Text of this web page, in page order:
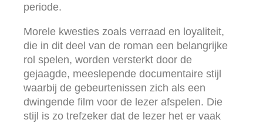
periode.
Morele kwesties zoals verraad en loyaliteit,
die in dit deel van de roman een belangrijke
rol spelen, worden versterkt door de
gejaagde, meeslepende documentaire stijl
waarbij de gebeurtenissen zich als een
dwingende film voor de lezer afspelen. Die
stijl is zo trefzeker dat de lezer het er vaak